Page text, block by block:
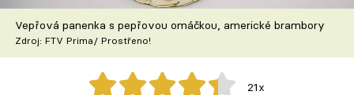
Speciál: Cuketa
Těhotnej kuchař
Vepřová panenka s pepřovou omáčkou, americké brambory
Zdroj: FTV Prima/ Prostřeno!
21x